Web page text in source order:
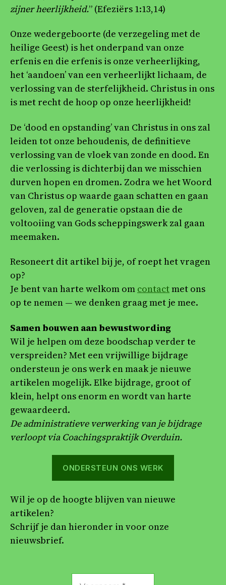
zijner heerlijkheid.” (Efeziërs 1:13,14)
Onze wedergeboorte (de verzegeling met de
heilige Geest) is het onderpand van onze
erfenis en die erfenis is onze verheerlijking,
het ‘aandoen’ van een verheerlijkt lichaam, de
verlossing van de sterfelijkheid. Christus in ons
is met recht de hoop op onze heerlijkheid!
De ‘dood en opstanding’ van Christus in ons zal
leiden tot onze behoudenis, de definitieve
verlossing van de vloek van zonde en dood. En
die verlossing is dichterbij dan we misschien
durven hopen en dromen. Zodra we het Woord
van Christus op waarde gaan schatten en gaan
geloven, zal de generatie opstaan die de
voltooiing van Gods scheppingswerk zal gaan
meemaken.
Resoneert dit artikel bij je, of roept het vragen
op?
Je bent van harte welkom om contactmet ons
op te nemen — we denken graag met je mee.
Samen bouwen aan bewustwording
Wil je helpen om deze boodschap verder te
verspreiden? Met een vrijwillige bijdrage
ondersteun je ons werk en maak je nieuwe
artikelen mogelijk. Elke bijdrage, groot of
klein, helpt ons enorm en wordt van harte
gewaardeerd.
De administratieve verwerking van je bijdrage
verloopt via Coachingspraktijk Overduin.
ONDERSTEUN ONS WERK
Wil je op de hoogte blijven van nieuwe
artikelen?
Schrijf je dan hieronder in voor onze
nieuwsbrief.